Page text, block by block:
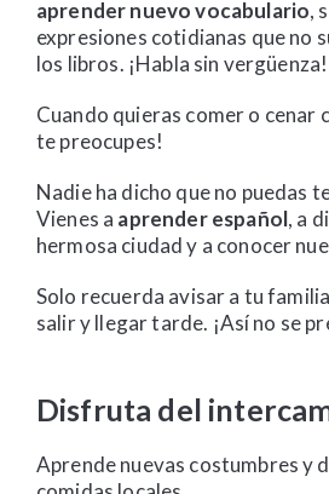
aprender nuevo vocabulario,
expresiones cotidianas que no
los libros. ¡Habla sin vergüenza!
Cuando quieras comer o cenar
te preocupes!
Nadie ha dicho que no puedas
Vienes a aprender español, a
hermosa ciudad y a conocer
Solo recuerda avisar a tu
salir y llegar tarde. ¡Así no se
Disfruta del
Aprende nuevas costumbres y